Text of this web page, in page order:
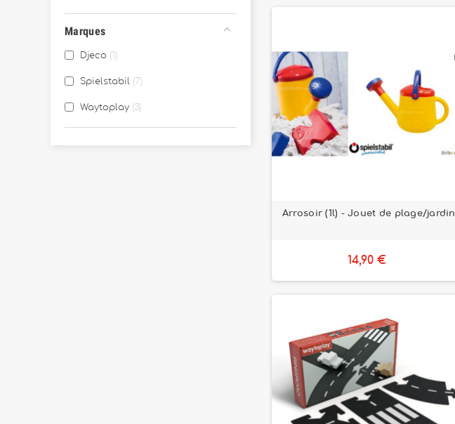
Marques
Djeco
Spielstabil 7
Waytoplay 3
Arrosoir (1l) - Jouet de plage/jardin
14,90 €